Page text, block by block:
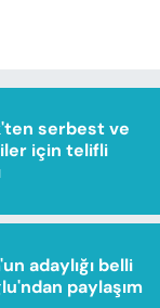
serbest ve
için telifli
adaylığı belli
paylaşım